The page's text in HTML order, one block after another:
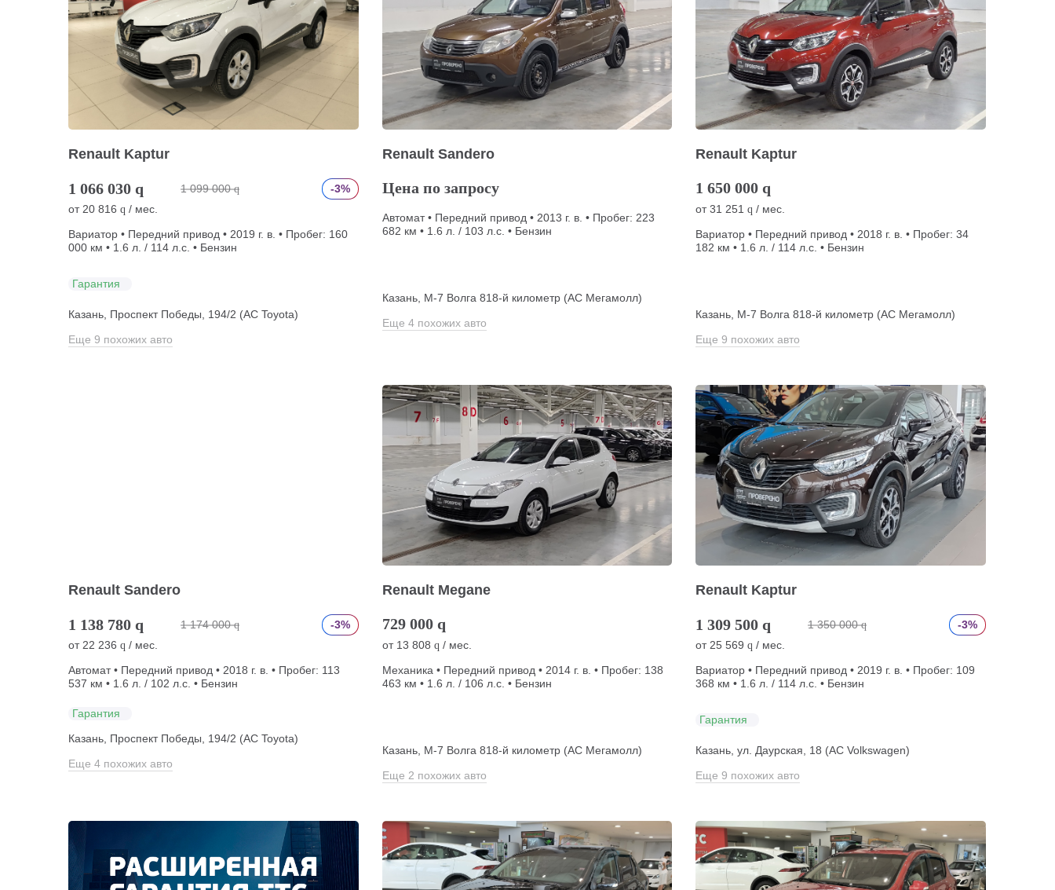
Renault Kaptur
1 066 030 q 1 099 000 q
-3%
от 20 816 q / мес.
Вариатор • Передний привод • 2019 г. в. • Пробег: 160
000 км • 1.6 л. / 114 л.с. • Бензин
Гарантия
Казань, Проспект Победы, 194/2 (АС Toyota)
Еще 9 похожих авто
Renault Sandero
Цена по запросу
Автомат • Передний привод • 2013 г. в. • Пробег: 223
682 км • 1.6 л. / 103 л.с. • Бензин
Казань, М-7 Волга 818-й километр (АС Мегамолл)
Еще 4 похожих авто
Renault Kaptur
1 650 000 q
от31 251 q / мес.
Вариатор • Передний привод • 2018 г. в. • Пробег: 34
182 км • 1.6 л. / 114 л.с. • Бензин
Казань, М-7 Волга 818-й километр (АС Мегамолл)
Еще 9 похожих авто
Renault Sandero
1 138 780 q 1 174 000 q
-3%
от 22 236 q / мес.
Автомат • Передний привод • 2018 г. в. • Пробег: 113
537 км • 1.6 л. / 102 л.с. • Бензин
Гарантия
Казань, Проспект Победы, 194/2 (АС Toyota)
Еще 4 похожих авто
Renault Megane
729 000 q
от 13 808 q / мес.
Механика • Передний привод • 2014 г. в. • Пробег: 138
463 км • 1.6 л. / 106 л.с. • Бензин
Казань, М-7 Волга 818-й километр (АС Мегамолл)
Еще 2 похожих авто
Renault Kaptur
1 309 500 q 1 350 000 q
-3%
от 25 569 q / мес.
Вариатор • Передний привод • 2019 г. в. • Пробег: 109
368 км • 1.6 л. / 114 л.с. • Бензин
Гарантия
Казань, ул. Даурская, 18 (АС Volkswagen)
Еще 9 похожих авто